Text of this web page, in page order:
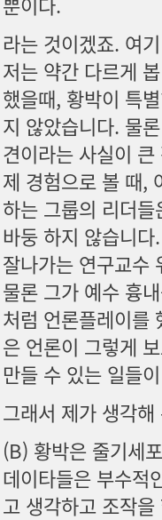
라는 것이겠죠. 여
저는 약간 다르게
했을때, 황박이 특
지 않았습니다. 물
견이라는 사실이
제 경험으로 볼 때,
하는 그룹의 리더
바둥 하지 않습니
잘나가는 연구교수
물론 그가 예수 흉
처럼 언론플레이를
은 언론이 그렇게
만들 수 있는 일들
그래서 제가 생각
(B) 황박은 줄기세
데이타들은 부수적
고 생각하고 조작을